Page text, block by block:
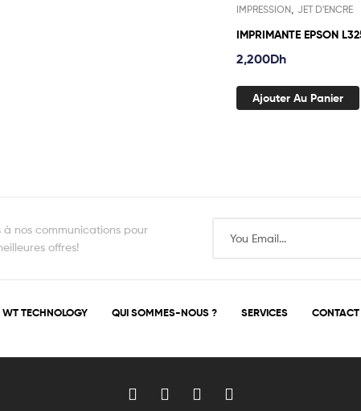
IMPRESSION, JET D'ENCRE
IMPRIMANTE EPSON
2,200Dh
Ajouter Au Panier
à nos communications pour
offres!
WT TECHNOLOGY QUI SOMMES-NOUS ? SERVICES CONTACT